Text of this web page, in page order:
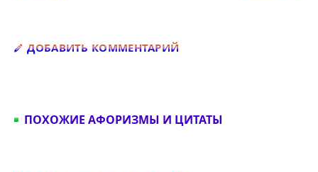
ДОБАВИТЬ КОММЕНТАРИЙ
ПОХОЖИЕ АФОРИЗМЫ И ЦИТАТЫ